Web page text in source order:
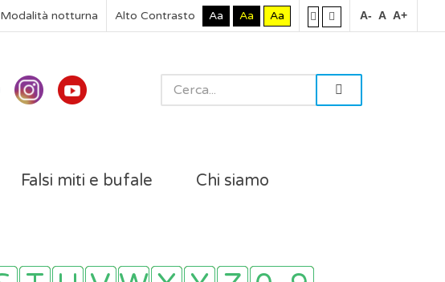
Modalità notturna Alto Contrasto Aa Aa Aa A- A A+
Falsi miti e bufale Chi siamo